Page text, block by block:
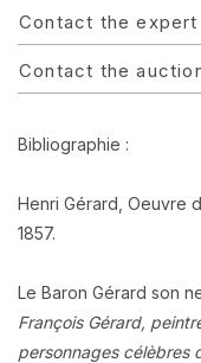
Contact the expert
Contact the
Bibliographie :
Henri Gérard, Oeuvre
1857.
Le Baron Gérard son
François Gérard,
personnages célèbres